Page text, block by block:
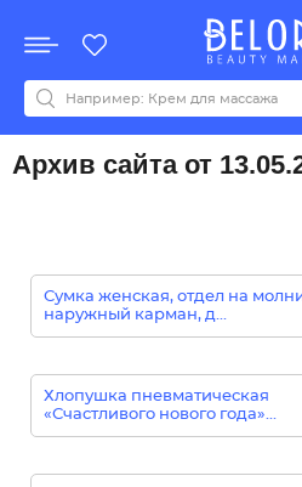
Акции
Все бренды
0-9ABCDEFGHIJKLMNOPQRSTUV
Архив сайта от
Сумка женская, отдел на
наружный карман, д...
Хлопушка пневматическая
«Счастливого нового года»...